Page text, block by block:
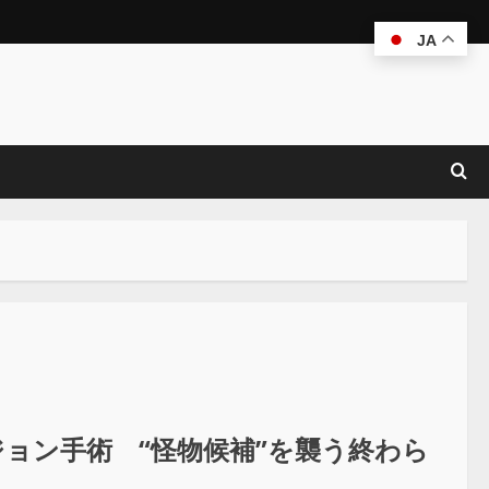
ン手術 “怪物候補”を襲う終わら
JA